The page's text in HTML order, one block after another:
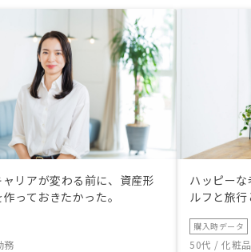
リアが変わる前に、資産形
っておきたかった。
務
ハッピー
ルフと旅
購入時データ
50代 / 化粧